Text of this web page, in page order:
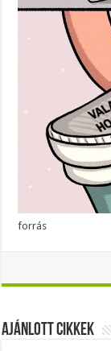
forrás
Ajánlott Cikkek